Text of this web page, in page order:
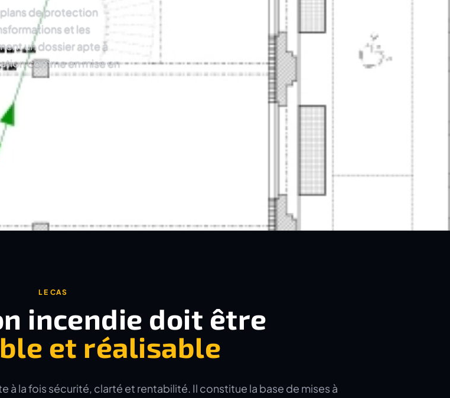
de protection
et les
un dossier apte à
comme en mise en
LE CAS
incendie doit être
et réalisable
la fois sécurité, clarté et rentabilité. Il constitue la base de mises à